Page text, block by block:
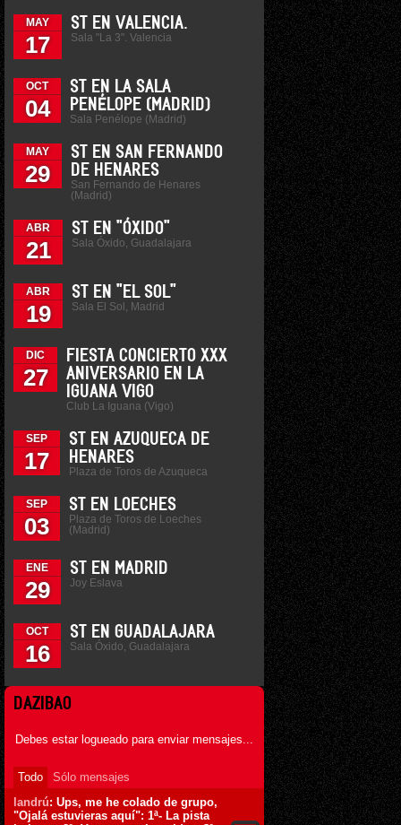
MAY
17
ST EN VALENCIA.
Sala "La 3". Valencia
OCT
04
ST EN LA SALA
PENÉLOPE (MADRID)
Sala Penélope (Madrid)
MAY
29
ST EN SAN FERNANDO
DE HENARES
San Fernando de Henares
(Madrid)
ABR
21
ST EN "ÓXIDO"
Sala Óxido, Guadalajara
ABR
19
ST EN "EL SOL"
Sala El Sol, Madrid
DIC
27
FIESTA CONCIERTO XXX
ANIVERSARIO EN LA
IGUANA VIGO
Club La Iguana (Vigo)
SEP
17
ST EN AZUQUECA DE
HENARES
Plaza de Toros de Azuqueca
SEP
03
ST EN LOECHES
Plaza de Toros de Loeches
(Madrid)
ENE
29
ST EN MADRID
Joy Eslava
OCT
16
ST EN GUADALAJARA
Sala Óxido, Guadalajara
DAZIBAO
Debes estar logueado para enviar mensajes...
Todo
Sólo mensajes
landrú: Ups, me he colado de grupo,
"Ojalá estuvieras aquí": 1ª- La pista